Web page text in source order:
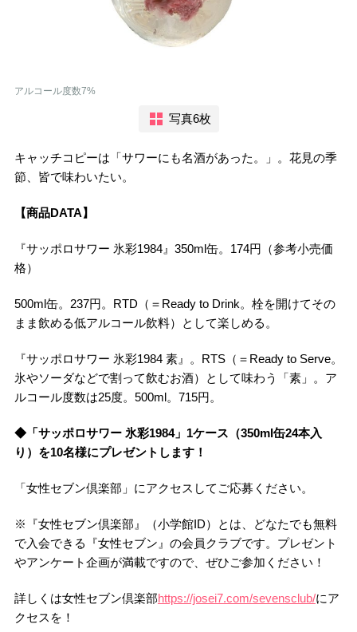
アルコール度数7%
写真6枚
キャッチコピーは「サワーにも名酒があった。」。花見の季
節、皆で味わいたい。
【商品DATA】
『サッポロサワー 氷彩1984』350ml缶。174円（参考小売価
格）
500ml缶。237円。RTD（＝Ready to Drink。栓を開けてその
まま飲める低アルコール飲料）として楽しめる。
『サッポロサワー 氷彩1984 素』。RTS（＝Ready to Serve。
氷やソーダなどで割って飲むお酒）として味わう「素」。ア
ルコール度数は25度。500ml。715円。
◆「サッポロサワー 氷彩1984」1ケース（350ml缶24本入
り）を10名様にプレゼントします！
「女性セブン倶楽部」にアクセスしてご応募ください。
※『女性セブン倶楽部』（小学館ID）とは、どなたでも無料
で入会できる『女性セブン』の会員クラブです。プレゼント
やアンケート企画が満載ですので、ぜひご参加ください！
詳しくは女性セブン倶楽部https://josei7.com/sevensclub/にア
クセスを！